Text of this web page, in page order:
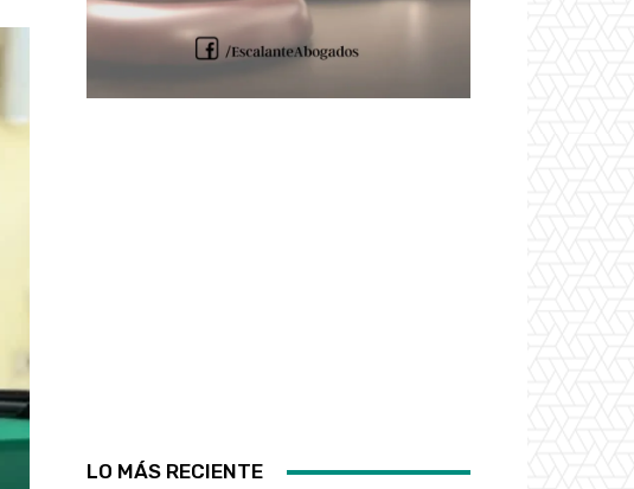
LO MÁS RECIENTE